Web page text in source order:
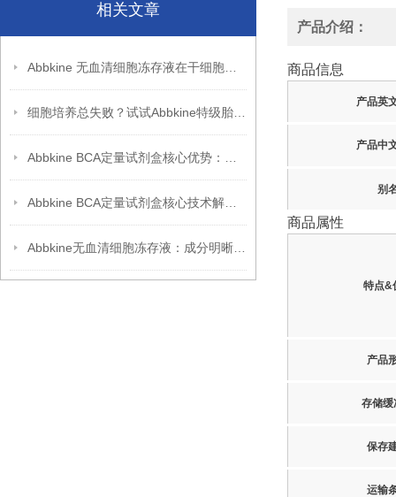
相关文章
产品介绍：
商品信息
产品英
产品中
别
商品属性
特点&
产品
存储缓
保存
运输